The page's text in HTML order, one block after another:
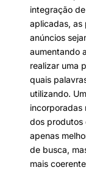
integração
aplicadas, as
anúncios
aumentando
realizar uma
quais
utilizando.
incorporadas
dos produtos
apenas
de busca,
mais